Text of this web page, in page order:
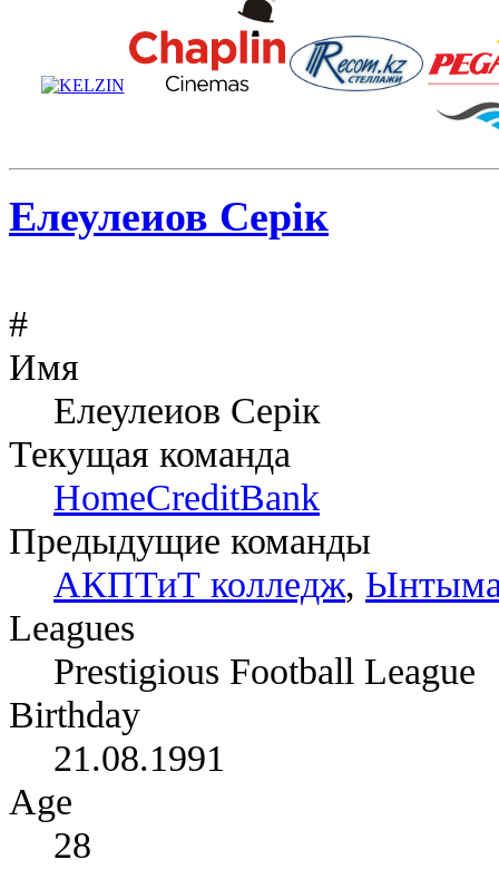
Елеулеиов Серік
#
Имя
Елеулеиов Серік
Текущая команда
HomeCreditBank
Предыдущие команды
АКПТиТ колледж,
Leagues
Prestigious Football League
Birthday
21.08.1991
Age
28